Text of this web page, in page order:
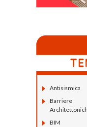
Antisismica
Barriere
BIM